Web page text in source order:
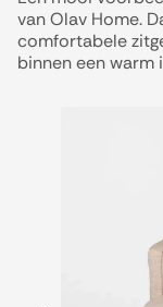
van Olav Home.
comfortabele
binnen een